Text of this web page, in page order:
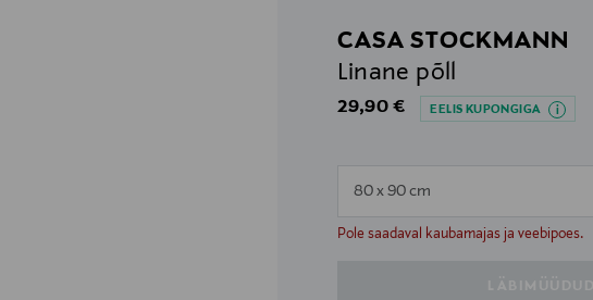
CASA STOCKMANN
Linane põll
Original Price
29,90 € EELIS KUPONGIGA
80 x 90 cm
Pole saadaval kaubamajas ja veebipoes.
null